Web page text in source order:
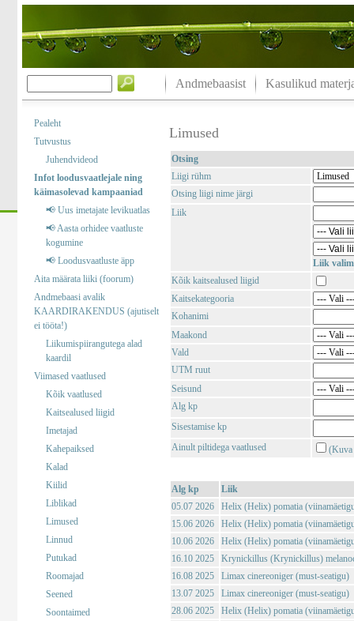
Andmebaasist Kasulikud
Pealeht
Tutvustus
Juhendvideod
Infot loodusvaatlejale ning
käimasolevad kampaaniad
📢 Uus imetajate levikuatlas
📢 Aasta orhidee vaatluste
kogumine
📢 Loodusvaatluste äpp
Aita määrata liiki (foorum)
Andmebaasi avalik
KAARDIRAKENDUS (ajutiselt
ei tööta!)
Liikumispiirangutega alad
kaardil
Viimased vaatlused
Kõik vaatlused
Kaitsealused liigid
Imetajad
Kahepaiksed
Kalad
Kiilid
Liblikad
Limused
Linnud
Putukad
Roomajad
Seened
Soontaimed
Limused
Otsing
Liigi rühm
Otsing liigi nime järgi
Liik
Liik
Kõik kaitsealused liigid
Kaitsekategooria
Kohanimi
Maakond
Vald
UTM ruut
Seisund
Alg kp
Sisestamise kp
Ainult piltidega vaatlused
(Kuva
Alg kp
Liik
05.07 2026
Helix (Helix) pomatia
15.06 2026
Helix (Helix) pomatia
10.06 2026
Helix (Helix) pomatia
16.10 2025
Krynickillus (Krynickillus)
16.08 2025
Limax cinereoniger (must-seatigu)
13.07 2025
Limax cinereoniger (must-seatigu)
28.06 2025
Helix (Helix) pomatia